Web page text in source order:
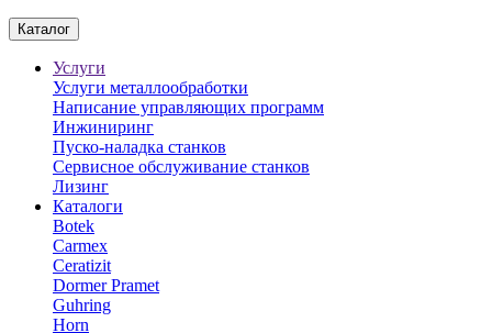
Каталог
Услуги
Услуги металлообработки
Написание управляющих программ
Инжиниринг
Пуско-наладка станков
Сервисное обслуживание станков
Лизинг
Каталоги
Botek
Carmex
Ceratizit
Dormer Pramet
Guhring
Horn